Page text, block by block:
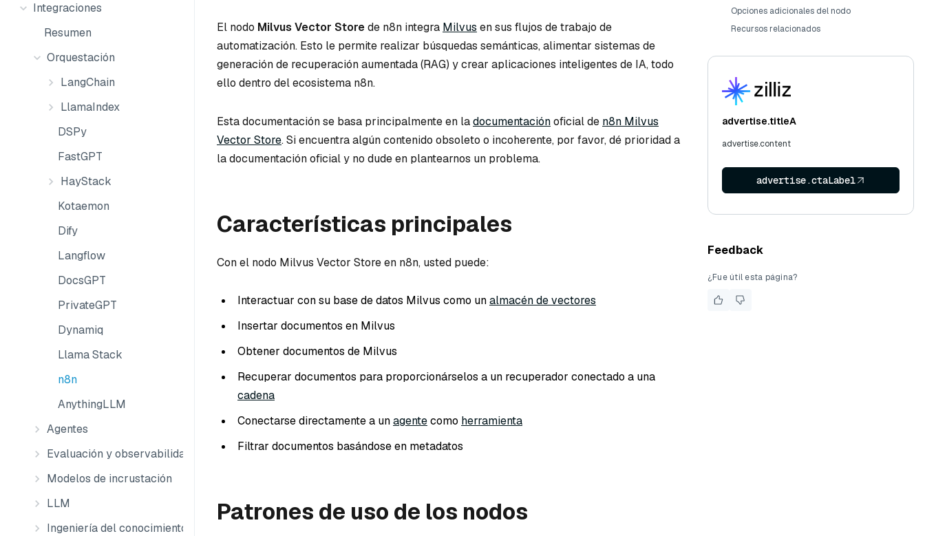
Integraciones
Resumen
Orquestación
LangChain
LlamaIndex
DSPy
FastGPT
HayStack
Kotaemon
Dify
Langflow
DocsGPT
PrivateGPT
Dynamiq
Llama Stack
n8n
AnythingLLM
Agentes
Evaluación y observabilidad
Modelos de incrustación
LLM
Ingeniería del conocimiento
El nodo Milvus Vector Storede n8n integra Milvus en sus flujos de trabajo de
automatización. Esto le permite realizar búsquedas semánticas, alimentar sistemas de
generación de recuperación aumentada (RAG) y crear aplicaciones inteligentes de IA, todo
ello dentro del ecosistema n8n.
Esta documentación se basa principalmente en ladocumentaciónoficial de n8n Milvus
Vector Store. Si encuentra algún contenido obsoleto o incoherente, por favor, dé prioridad a
la documentación oficial y no dude en plantearnos un problema.
Características principales
Con el nodo Milvus Vector Store en n8n, usted puede:
Interactuar con su base de datos Milvus como unalmacén de vectores
Insertar documentos en Milvus
Obtener documentos de Milvus
Recuperar documentos para proporcionárselos a un recuperador conectado a una
cadena
Conectarse directamente a unagentecomo herramienta
Filtrar documentos basándose en metadatos
Patrones de uso de los nodos
Opciones adicionales del nodo
Recursos relacionados
advertise.titleA
advertise.content
advertise.ctaLabel
Feedback
¿Fue útil esta página?